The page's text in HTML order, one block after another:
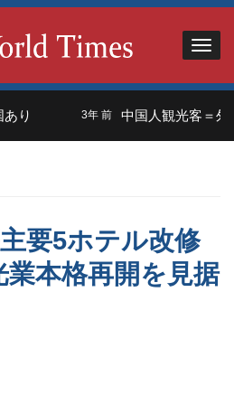
中国人観光客＝外交の
要5ホテル改修
本格再開を見据